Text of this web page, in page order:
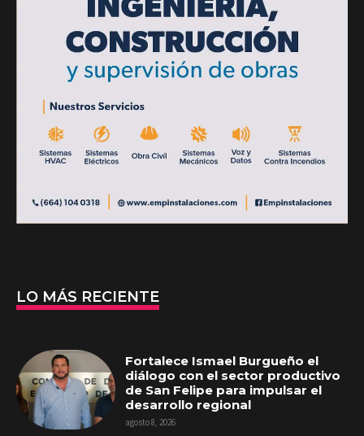
LO MÁS RECIENTE
Fortalece Ismael Burgueño el
diálogo con el sector productivo
de San Felipe para impulsar el
desarrollo regional
agosto 8, 2026